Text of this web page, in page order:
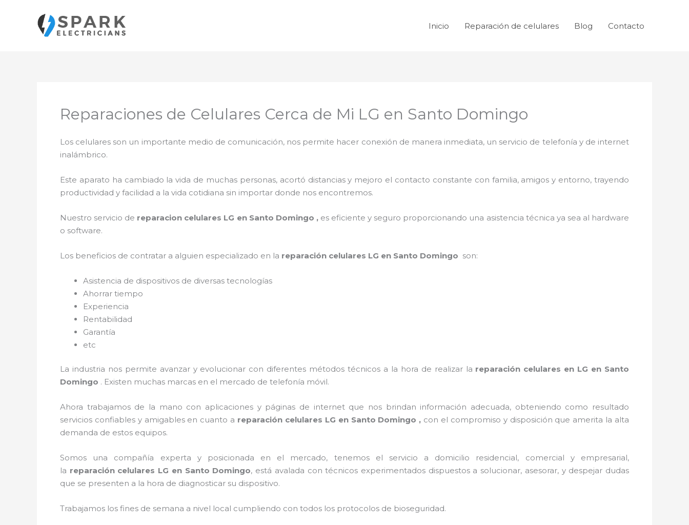
contenido
Inicio Reparación de celulares Blog Contacto
Reparaciones de Celulares Cerca de Mi LG en Santo Domingo
Los celulares son un importante medio de comunicación, nos permite hacer conexión de manera inmediata, un servicio de telefonía y de internet
inalámbrico.
Este aparato ha cambiado la vida de muchas personas, acortó distancias y mejoro el contacto constante con familia, amigos y entorno, trayendo
productividad y facilidad a la vida cotidiana sin importar donde nos encontremos.
Nuestro servicio de reparacion celulares LG en Santo Domingo ,es eficiente y seguro proporcionando una asistencia técnica ya sea al hardware
o software.
Los beneficios de contratar a alguien especializado en la reparación celulares LG en Santo Domingo son:
Asistencia de dispositivos de diversas tecnologías
Ahorrar tiempo
Experiencia
Rentabilidad
Garantía
etc
La industria nos permite avanzar y evolucionar con diferentes métodos técnicos a la hora de realizar la reparación celulares en LG en Santo
Domingo . Existen muchas marcas en el mercado de telefonía móvil.
Ahora trabajamos de la mano con aplicaciones y páginas de internet que nos brindan información adecuada, obteniendo como resultado
servicios confiables y amigables en cuanto a reparación celulares LG en Santo Domingo , con el compromiso y disposición que amerita la alta
demanda de estos equipos.
Somos una compañía experta y posicionada en el mercado, tenemos el servicio a domicilio residencial, comercial y empresarial,
la reparación celulares LG en Santo Domingo, está avalada con técnicos experimentados dispuestos a solucionar, asesorar, y despejar dudas
que se presenten a la hora de diagnosticar su dispositivo.
Trabajamos los fines de semana a nivel local cumpliendo con todos los protocolos de bioseguridad.